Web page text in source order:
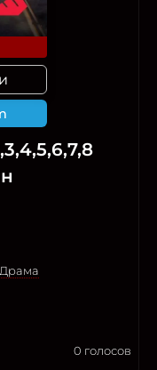
Драма
0 голосов